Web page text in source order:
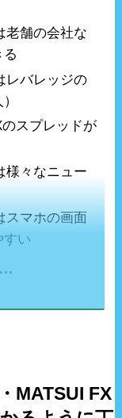
老舗の会社な
レバレッジの
スプレッドが
様々なニュー
スマホの画面
すい
MATSUI FX